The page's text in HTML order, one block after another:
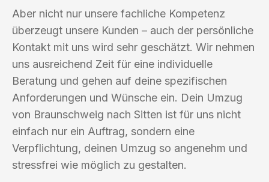
Aber nicht nur unsere fachliche Kompetenz
überzeugt unsere Kunden – auch der persönliche
Kontakt mit uns wird sehr geschätzt. Wir nehmen
uns ausreichend Zeit für eine individuelle
Beratung und gehen auf deine spezifischen
Anforderungen und Wünsche ein. Dein Umzug
von Braunschweig nach Sitten ist für uns nicht
einfach nur ein Auftrag, sondern eine
Verpflichtung, deinen Umzug so angenehm und
stressfrei wie möglich zu gestalten.